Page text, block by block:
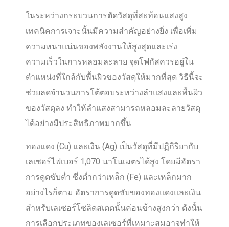
ในระหว่างกระบวนการตัดวัสดุที่สะท้อนแสงสูง
เทคนิคการเจาะนั้นมีความสำคัญอย่างยิ่ง เพื่อเพิ่ม
ความหนาแน่นของพลังงานให้สูงสุดและเร่ง
ความเร็วในการหลอมละลาย จุดโฟกัสควรอยู่ใน
ตำแหน่งที่ใกล้กับพื้นผิวของวัสดุให้มากที่สุด วิธีนี้จะ
ช่วยลดจำนวนการโต้ตอบระหว่างลำแสงและพื้นผิว
ของวัสดุลง ทำให้ลำแสงสามารถหลอมละลายวัสดุ
ได้อย่างมีประสิทธิภาพมากขึ้น
ทองแดง (Cu) และเงิน (Ag) เป็นวัสดุที่มีปฏิกิริยากับ
เลเซอร์ไฟเบอร์ 1,070 นาโนเมตรได้สูง โดยมีอัตรา
การดูดซับต่ำ ซึ่งต่ำกว่าเหล็ก (Fe) และเหล็กมาก
อย่างไรก็ตาม อัตราการดูดซับของทองแดงและเงิน
สำหรับเลเซอร์โซลิดสเตตนั้นค่อนข้างสูงกว่า ดังนั้น
การเลือกประเภทของเลเซอร์ที่เหมาะสมอาจทำให้